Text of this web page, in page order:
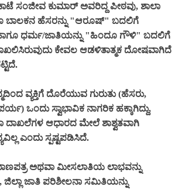
ಸಂಜೀವ ಕುಮಾರ್ ಅವರಿದ್ದ ಪೀಠವು, ಶಾಲಾ
ಬಾಲಕನ ಹೆಸರನ್ನು "ಆರೂಷ್" ಬದಲಿಗೆ
ಧರ್ಮ/ಜಾತಿಯನ್ನು "ಹಿಂದೂ ಗೌಳಿ" ಬದಲಿಗೆ
ಕೇವಲ ಆಡಳಿತಾತ್ಮಕ ದೋಷವಾಗಿದೆ
ವ್ಯಕ್ತಿಗೆ ದೊರೆಯುವ ಗುರುತು (ಹೆಸರು,
ಒಂದು ಸ್ವಾಭಾವಿಕ ನಾಗರಿಕ ಹಕ್ಕಾಗಿದ್ದು,
ದಾಖಲೆಗಳ ಆಧಾರದ ಮೇಲೆ ಶಾಶ್ವತವಾಗಿ
ಎಂದು ಸ್ಪಷ್ಟಪಡಿಸಿದೆ.
ಅಥವಾ ಮೀಸಲಾತಿಯ ಲಾಭವನ್ನು
ಜಿಲ್ಲಾ ಜಾತಿ ಪರಿಶೀಲನಾ ಸಮಿತಿಯನ್ನು